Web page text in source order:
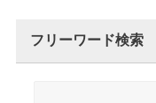
フリーワード検索